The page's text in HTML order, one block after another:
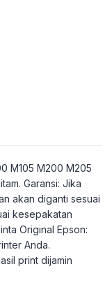
M105 M200 M205
Garansi: Jika
akan diganti sesuai
kesepakatan
Original Epson:
Anda.
print dijamin